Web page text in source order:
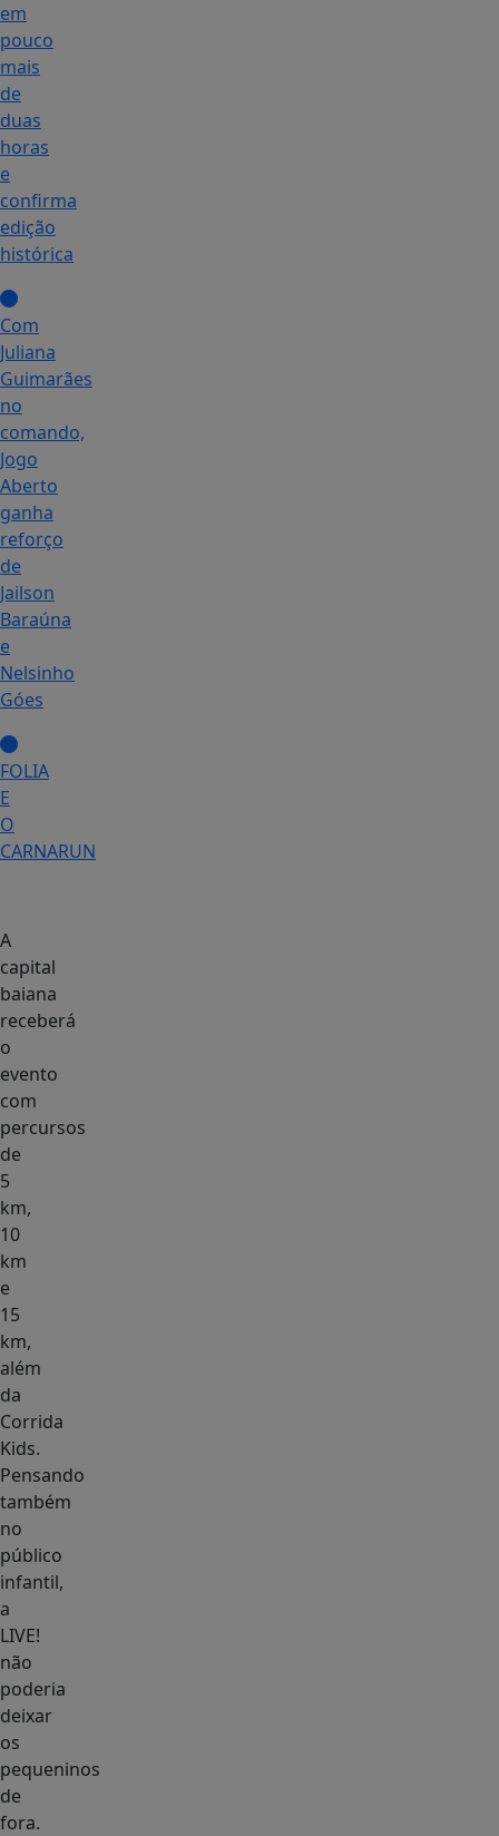
em
pouco
mais
de
duas
horas
e
confirma
edição
histórica
Com
Juliana
Guimarães
no
comando,
Jogo
Aberto
ganha
reforço
de
Jailson
Baraúna
e
Nelsinho
Góes
FOLIA
E
O
CARNARUN
A
capital
baiana
receberá
o
evento
com
percursos
de
5
km,
10
km
e
15
km,
além
da
Corrida
Kids.
Pensando
também
no
público
infantil,
a
LIVE!
não
poderia
deixar
os
pequeninos
de
fora.